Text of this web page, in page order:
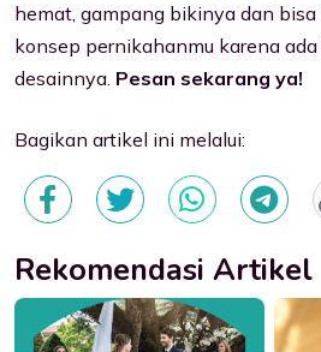
hemat, gampang bikinya dan
konsep pernikahanmu karena
desainnya. Pesan sekarang ya!
Bagikan artikel ini melalui:
Rekomendasi Artikel